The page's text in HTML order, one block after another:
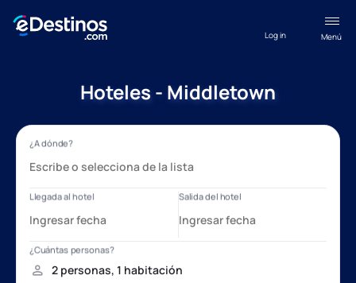
Menú
Log in
Hoteles - Middletown